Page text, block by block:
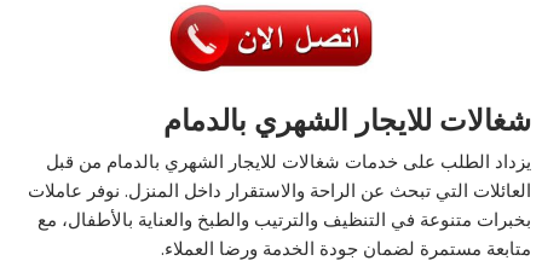
شغالات للايجار الشهري بالدمام
يزداد الطلب على خدمات شغالات للايجار الشهري بالدمام من قبل
العائلات التي تبحث عن الراحة والاستقرار داخل المنزل. نوفر عاملات
بخبرات متنوعة في التنظيف والترتيب والطبخ والعناية بالأطفال، مع
متابعة مستمرة لضمان جودة الخدمة ورضا العملاء.